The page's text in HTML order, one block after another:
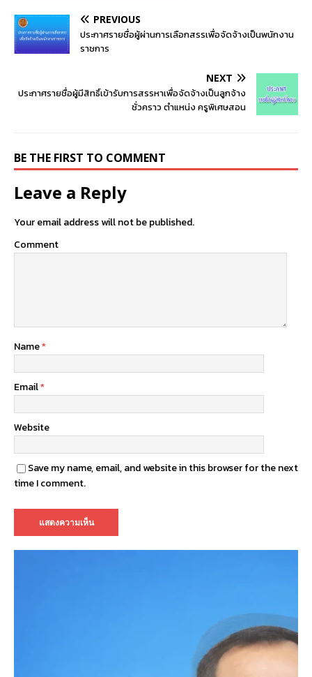
PREVIOUS
ประกาศรายชื่อผู้ผ่านการเลือกสรรเพื่อจัดจ้างเป็นพนักงาน
ราชการ
NEXT
ประกาศรายชื่อผู้มีสิทธิ์เข้ารับการสรรหาเพื่อจัดจ้างเป็นลูกจ้าง
ชั่วคราว ตำแหน่ง ครูพิเศษสอน
BE THE FIRST TO COMMENT
Leave a Reply
Your email address will not be published.
Comment
Name*
Email*
Website
Save my name, email, and website in this browser for the next
time I comment.